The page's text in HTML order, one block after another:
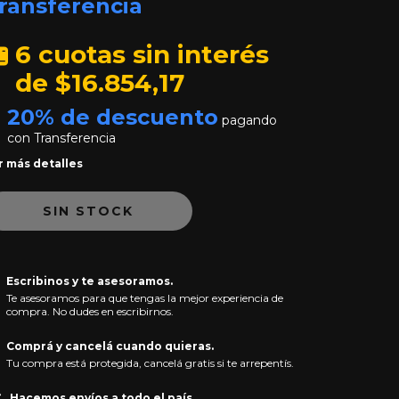
6 cuotas sin interés
de $16.854,17
20% de descuento pagando
con Transferencia
más detalles
Escribinos y te asesoramos.
Te asesoramos para que tengas la mejor experiencia de
compra. No dudes en escribirnos.
Comprá y cancelá cuando quieras.
Tu compra está protegida, cancelá gratis si te arrepentís.